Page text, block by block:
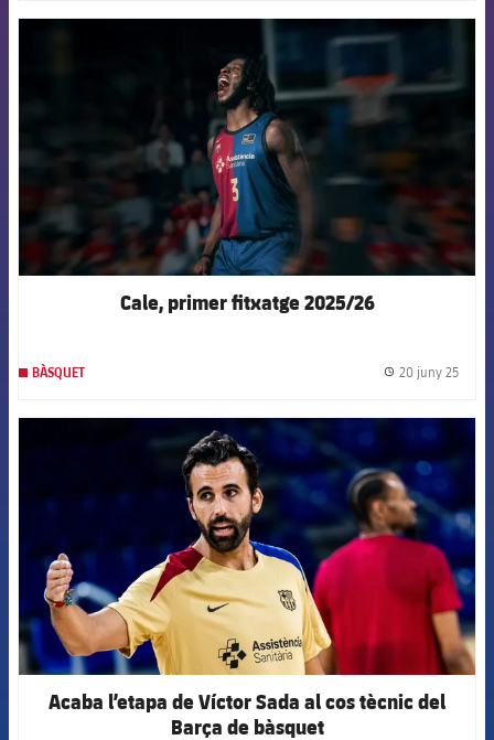
FCB Barcelona badge
Cale, primer fitxatge 2025/26
BÀSQUET 20 juny 25
FCB Barcelona badge
Acaba l’etapa de Víctor Sada al cos tècnic del
Barça de bàsquet